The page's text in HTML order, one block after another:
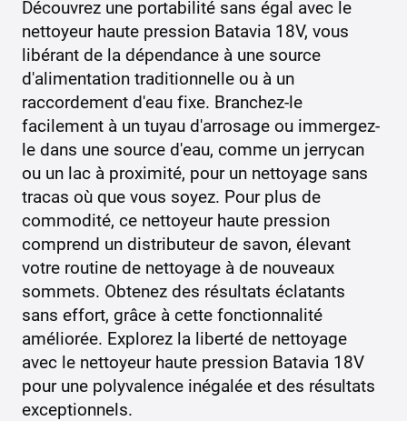
Découvrez une portabilité sans égal avec le
nettoyeur haute pression Batavia 18V, vous
libérant de la dépendance à une source
d'alimentation traditionnelle ou à un
raccordement d'eau fixe. Branchez-le
facilement à un tuyau d'arrosage ou immergez-
le dans une source d'eau, comme un jerrycan
ou un lac à proximité, pour un nettoyage sans
tracas où que vous soyez. Pour plus de
commodité, ce nettoyeur haute pression
comprend un distributeur de savon, élevant
votre routine de nettoyage à de nouveaux
sommets. Obtenez des résultats éclatants
sans effort, grâce à cette fonctionnalité
améliorée. Explorez la liberté de nettoyage
avec le nettoyeur haute pression Batavia 18V
pour une polyvalence inégalée et des résultats
exceptionnels.